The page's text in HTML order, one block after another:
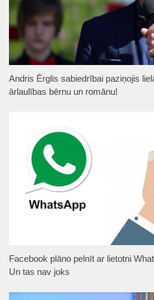
Andris Ērglis sabiedrībai paziņojis
ārlaulības bērnu un romānu!
Facebook plāno pelnīt ar lietotni
Un tas nav joks